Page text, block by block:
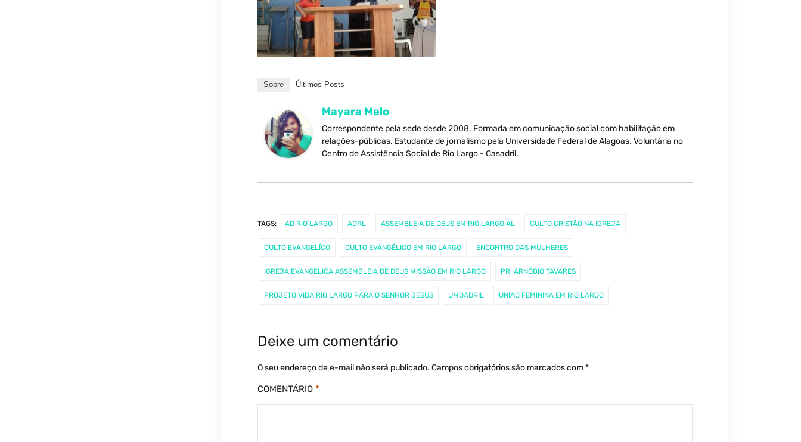
Sobre Últimos Posts
Mayara Melo
Correspondente pela sede desde 2008. Formada em comunicação social com habilitação em
relações-públicas. Estudante de jornalismo pela Universidade Federal de Alagoas. Voluntária no
Centro de Assistência Social de Rio Largo - Casadril.
TAGS: AD RIO LARGO ADRL ASSEMBLEIA DE DEUS EM RIO LARGO AL CULTO CRISTÃO NA IGREJA
CULTO EVANGELÍCO CULTO EVANGÉLICO EM RIO LARGO ENCONTRO DAS MULHERES
IGREJA EVANGELICA ASSEMBLEIA DE DEUS MISSÃO EM RIO LARGO PR. ARNÓBIO TAVARES
PROJETO VIDA RIO LARGO PARA O SENHOR JESUS UMOADRIL UNIAO FEMININA EM RIO LARGO
Deixe um comentário
O seu endereço de e-mail não será publicado. Campos obrigatórios são marcados com*
COMENTÁRIO *